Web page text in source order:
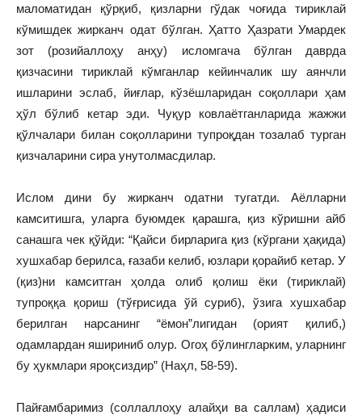
маломатидан қўрқиб, қизларни гўдак чоғида тириклай
кўмишдек жирканч одат бўлган. Ҳатто Ҳазрати Умардек
зот (розийаллоҳу анҳу) исломгача бўлган даврда
қизчасини тириклай кўмганлар кейинчалик шу аянчли
ишларини эслаб, йиғлар, кўзёшларидан соқоллари ҳам
ҳўл бўлиб кетар эди. Чуқур ковлаётганларида жажжи
қўлчалари билан соқолларини тупроқдан тозалаб турган
қизчаларини сира унутолмасдилар.
Ислом дини бу жирканч одатни тугатди. Аёлларни
камситишга, уларга буюмдек қарашга, қиз кўришни айб
санашга чек қўйди: “Қайси бирларига қиз (кўргани ҳақида)
хушхабар берилса, ғазаби келиб, юзлари қорайиб кетар. У
(қиз)ни камситган ҳолда олиб қолиш ёки (тириклай)
тупроққа қориш (тўғрисида ўй суриб), ўзига хушхабар
берилган нарсанинг “ёмон”лигидан (орият қилиб,)
одамлардан яшириниб олур. Огоҳ бўлингларким, уларнинг
бу ҳукмлари яроқсиздир” (Наҳл, 58-59).
Пайғамбаримиз (соллаллоҳу алайҳи ва саллам) ҳадиси